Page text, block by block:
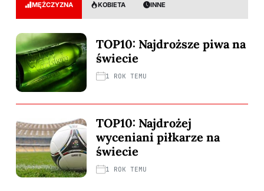
MĘŻCZYZNA KOBIETA INNE
TOP10: Najdroższe piwa na
świecie
1 ROK TEMU
TOP10: Najdrożej
wyceniani piłkarze na
świecie
1 ROK TEMU